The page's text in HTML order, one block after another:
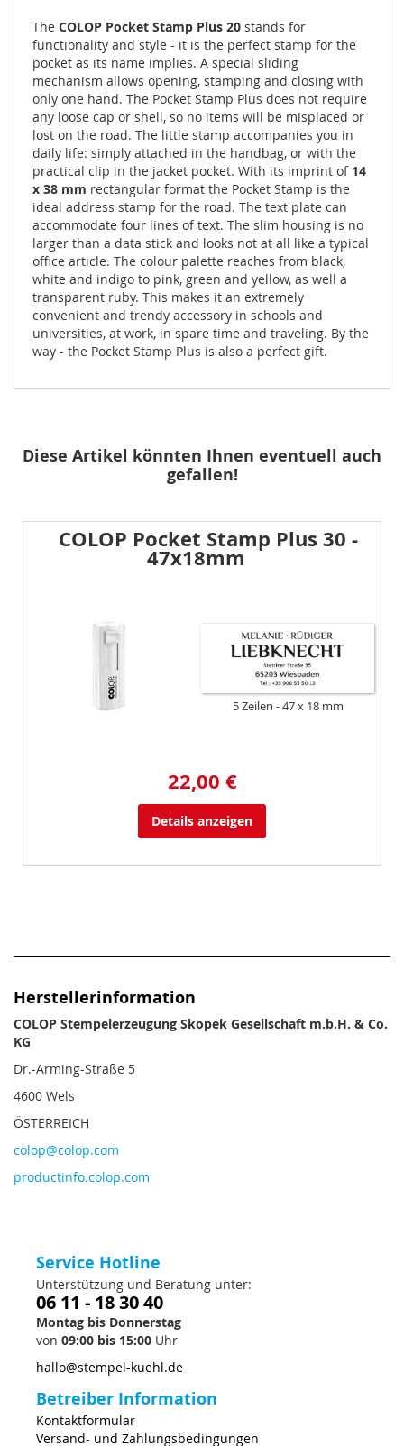
The COLOP Pocket Stamp Plus 20 stands for
functionality and style - it is the perfect stamp for the
pocket as its name implies. A special sliding
mechanism allows opening, stamping and closing with
only one hand. The Pocket Stamp Plus does not require
any loose cap or shell, so no items will be misplaced or
lost on the road. The little stamp accompanies you in
daily life: simply attached in the handbag, or with the
practical clip in the jacket pocket. With its imprint of 14
x 38 mm rectangular format the Pocket Stamp is the
ideal address stamp for the road. The text plate can
accommodate four lines of text. The slim housing is no
larger than a data stick and looks not at all like a typical
office article. The colour palette reaches from black,
white and indigo to pink, green and yellow, as well a
transparent ruby. This makes it an extremely
convenient and trendy accessory in schools and
universities, at work, in spare time and traveling. By the
way - the Pocket Stamp Plus is also a perfect gift.
Diese Artikel könnten Ihnen eventuell auch
gefallen!
COLOP Pocket Stamp Plus 30 -
47x18mm
5 Zeilen 47 x 18 mm
22,00 €
Details anzeigen
Herstellerinformation
COLOP Stempelerzeugung Skopek Gesellschaft m.b.H. & Co.
KG
Dr.-Arming-Straße 5
4600 Wels
ÖSTERREICH
colop@colop.com
productinfo.colop.com
Service Hotline
Unterstützung und Beratung unter:
06 11 - 18 30 40
Montag bis Donnerstag
von 09:00 bis 15:00 Uhr
hallo@stempel-kuehl.de
Betreiber Information
Kontaktformular
Versand- und Zahlungsbedingungen